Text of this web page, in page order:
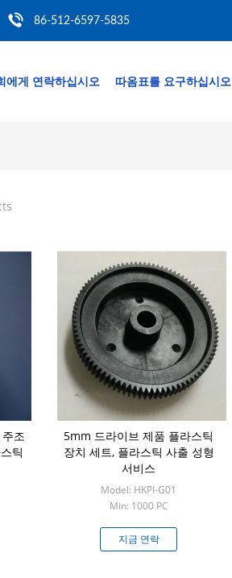
86-512-6597-5835
에게 연락하십시오 따옴표를 요구하십시오
조
틱
5mm 드라이브 제품 플라스틱
장치 세트, 플라스틱 사출 성형
서비스
Model: HKPI-G01
Min: 1000 PC
지금 연락